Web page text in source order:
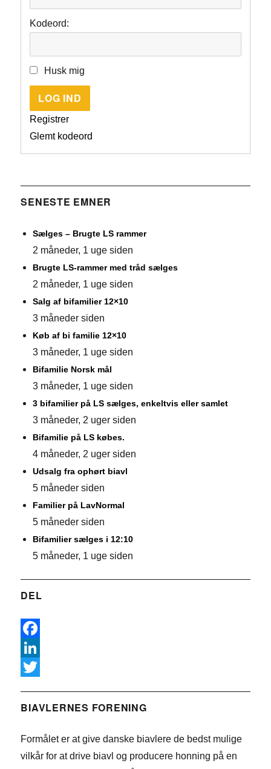
Kodeord:
Husk mig
LOG IND
Registrer
Glemt kodeord
SENESTE EMNER
Sælges – Brugte LS rammer
2 måneder, 1 uge siden
Brugte LS-rammer med tråd sælges
2 måneder, 1 uge siden
Salg af bifamilier 12×10
3 måneder siden
Køb af bi familie 12×10
3 måneder, 1 uge siden
Bifamilie Norsk mål
3 måneder, 1 uge siden
3 bifamilier på LS sælges, enkeltvis eller samlet
3 måneder, 2 uger siden
Bifamilie på LS købes.
4 måneder, 2 uger siden
Udsalg fra ophørt biavl
5 måneder siden
Familier på LavNormal
5 måneder siden
Bifamilier sælges i 12:10
5 måneder, 1 uge siden
DEL
F
a
e
o
L
n
e
w
t
BIAVLERNES FORENING
Formålet er at give danske biavlere de bedst mulige
vilkår for at drive biavl og producere honning på en